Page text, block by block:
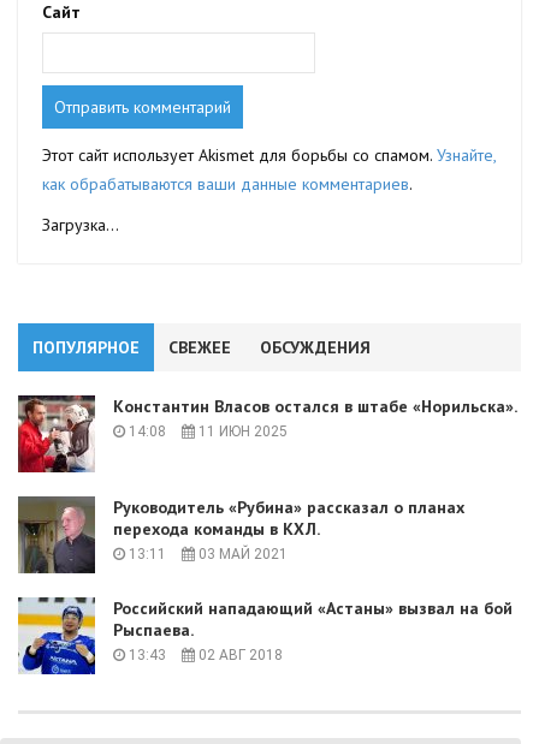
Сайт
Этот сайт использует Akismet для борьбы со спамом. Узнайте,
как обрабатываются ваши данные комментариев.
Загрузка...
ПОПУЛЯРНОЕ СВЕЖЕЕ ОБСУЖДЕНИЯ
Константин Власов остался в штабе «Норильска».
14:08 11 ИЮН 2025
Руководитель «Рубина» рассказал о планах
перехода команды в КХЛ.
13:11 03 МАЙ 2021
Российский нападающий «Астаны» вызвал на бой
Рыспаева.
13:43 02 АВГ 2018